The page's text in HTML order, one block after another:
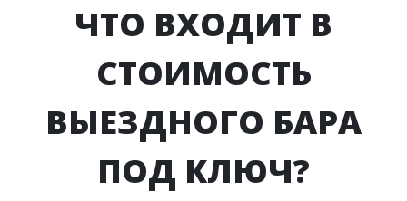
ЧТО ВХОДИТ В
СТОИМОСТЬ
ВЫЕЗДНОГО БАРА
ПОД КЛЮЧ?